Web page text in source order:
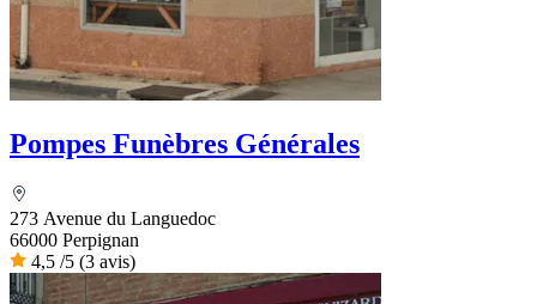
Pompes Funèbres Générales
273 Avenue du Languedoc
66000 Perpignan
4,5 /5 (3 avis)